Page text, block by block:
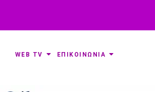
WEB TV ΕΠΙΚΟΙΝΩΝΙΑ